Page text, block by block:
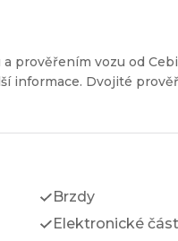
prověřením vozu od
informace. Dvojité
Brzdy
Elektronické